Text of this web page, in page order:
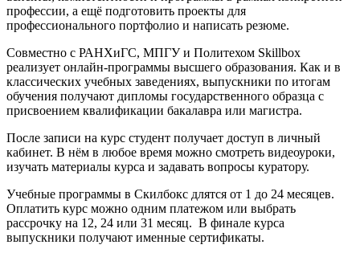
профессии, а ещё подготовить проекты для
профессионального портфолио и написать резюме.
Совместно с РАНХиГС, МПГУ и Политехом Skillbox
реализует онлайн-программы высшего образования. Как и в
классических учебных заведениях, выпускники по итогам
обучения получают дипломы государственного образца с
присвоением квалификации бакалавра или магистра.
После записи на курс студент получает доступ в личный
кабинет. В нём в любое время можно смотреть видеоуроки,
изучать материалы курса и задавать вопросы куратору.
Учебные программы в Скилбокс длятся от 1 до 24 месяцев.
Оплатить курс можно одним платежом или выбрать
рассрочку на 12, 24 или 31 месяц. В финале курса
выпускники получают именные сертификаты.